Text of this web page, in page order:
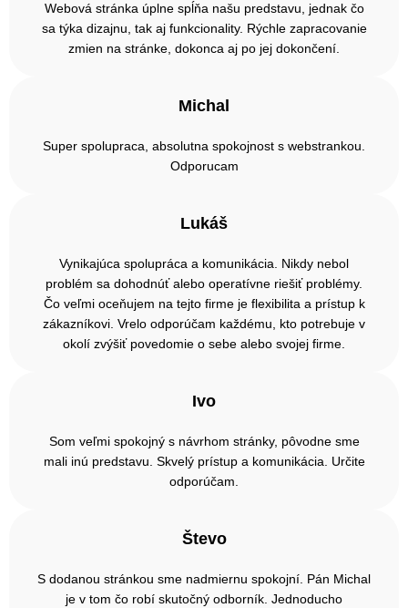
Webová stránka úplne spĺňa našu predstavu, jednak čo
sa týka dizajnu, tak aj funkcionality. Rýchle zapracovanie
zmien na stránke, dokonca aj po jej dokončení.
Michal
Super spolupraca, absolutna spokojnost s webstrankou.
Odporucam
Lukáš
Vynikajúca spolupráca a komunikácia. Nikdy nebol
problém sa dohodnúť alebo operatívne riešiť problémy.
Čo veľmi oceňujem na tejto firme je flexibilita a prístup k
zákazníkovi. Vrelo odporúčam každému, kto potrebuje v
okolí zvýšiť povedomie o sebe alebo svojej firme.
Ivo
Som veľmi spokojný s návrhom stránky, pôvodne sme
mali inú predstavu. Skvelý prístup a komunikácia. Určite
odporúčam.
Števo
S dodanou stránkou sme nadmiernu spokojní. Pán Michal
je v tom čo robí skutočný odborník. Jednoducho